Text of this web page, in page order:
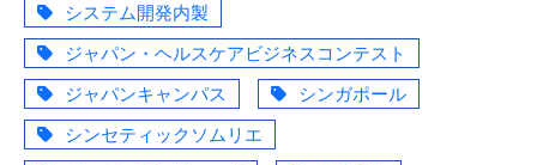
システム開発内製
ジャパン・ヘルスケアビジネスコンテスト
ジャパンキャンパス
シンガポール
シンセティックソムリエ